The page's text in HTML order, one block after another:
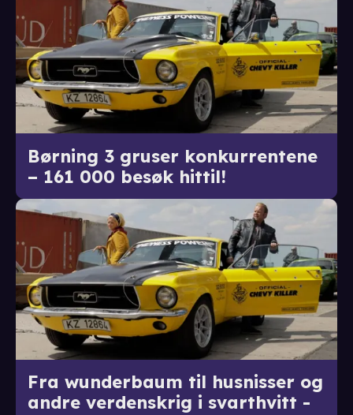
Børning 3 gruser konkurrentene
– 161 000 besøk hittil!
Fra wunderbaum til husnisser og
andre verdenskrig i svarthvitt -